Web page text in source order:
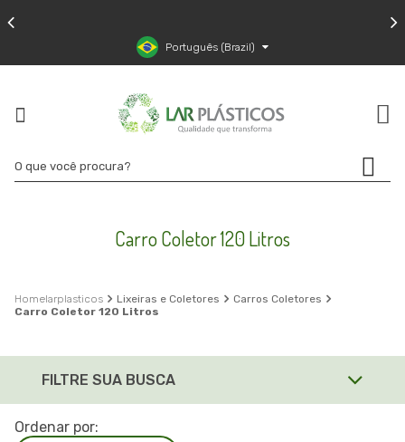
Português (Brazil)
Carro Coletor 120 Litros
larplasticos Lixeiras e Coletores
Carros Coletores
Carro Coletor 120 Litros
FILTRE SUA BUSCA
Ordenar por: